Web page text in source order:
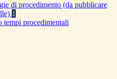
di procedimento (da pubblicare
1
tempi procedimentali